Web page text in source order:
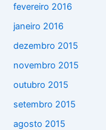
fevereiro 2016
janeiro 2016
dezembro 2015
novembro 2015
outubro 2015
setembro 2015
agosto 2015